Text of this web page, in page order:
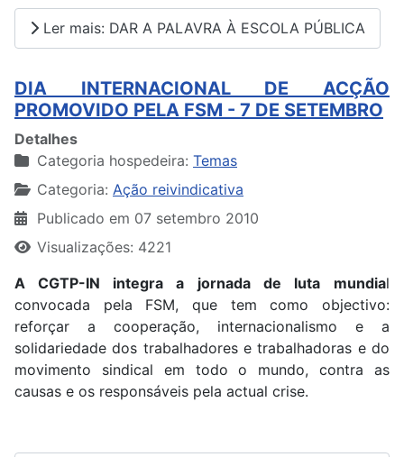
Ler mais: DAR A PALAVRA À ESCOLA PÚBLICA
DIA INTERNACIONAL DE ACÇÃO
PROMOVIDO PELA FSM - 7 DE SETEMBRO
Detalhes
Categoria hospedeira: Temas
Categoria: Ação reivindicativa
Publicado em 07 setembro 2010
Visualizações: 4221
A CGTP-IN integra a jornada de luta
mundial
convocada pela FSM, que tem como objectivo:
reforçar a cooperação, internacionalismo e a
solidariedade dos trabalhadores e trabalhadoras e do
movimento sindical em todo o mundo, contra as
causas e os responsáveis pela actual crise.